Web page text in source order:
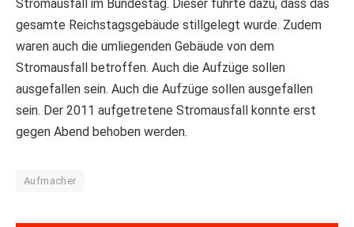
Stromausfall im Bundestag. Dieser führte dazu, dass das
gesamte Reichstagsgebäude stillgelegt wurde. Zudem
waren auch die umliegenden Gebäude von dem
Stromausfall betroffen. Auch die Aufzüge sollen
ausgefallen sein. Auch die Aufzüge sollen ausgefallen
sein. Der 2011 aufgetretene Stromausfall konnte erst
gegen Abend behoben werden.
Aufmacher